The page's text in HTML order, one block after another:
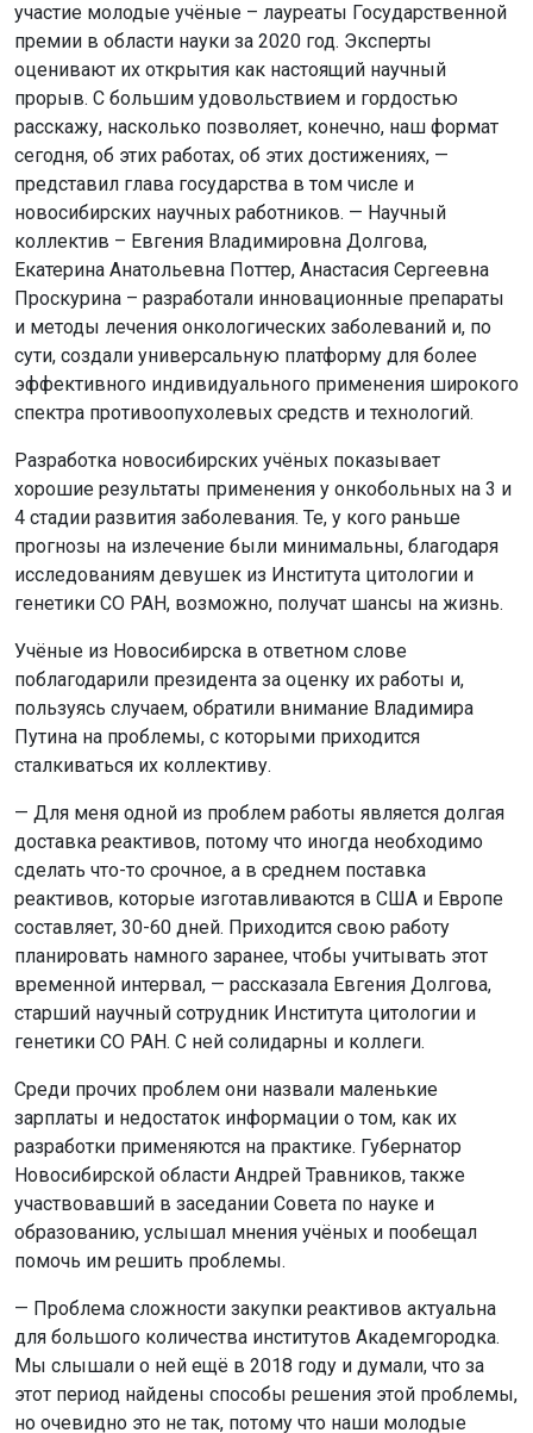
участие молодые учёные – лауреаты Государственной
премии в области науки за 2020 год. Эксперты
оценивают их открытия как настоящий научный
прорыв. С большим удовольствием и гордостью
расскажу, насколько позволяет, конечно, наш формат
сегодня, об этих работах, об этих достижениях, —
представил глава государства в том числе и
новосибирских научных работников. — Научный
коллектив – Евгения Владимировна Долгова,
Екатерина Анатольевна Поттер, Анастасия Сергеевна
Проскурина – разработали инновационные препараты
и методы лечения онкологических заболеваний и, по
сути, создали универсальную платформу для более
эффективного индивидуального применения широкого
спектра противоопухолевых средств и технологий.
Разработка новосибирских учёных показывает
хорошие результаты применения у онкобольных на 3 и
4 стадии развития заболевания. Те, у кого раньше
прогнозы на излечение были минимальны, благодаря
исследованиям девушек из Института цитологии и
генетики СО РАН, возможно, получат шансы на жизнь.
Учёные из Новосибирска в ответном слове
поблагодарили президента за оценку их работы и,
пользуясь случаем, обратили внимание Владимира
Путина на проблемы, с которыми приходится
сталкиваться их коллективу.
— Для меня одной из проблем работы является долгая
доставка реактивов, потому что иногда необходимо
сделать что-то срочное, а в среднем поставка
реактивов, которые изготавливаются в США и Европе
составляет, 30-60 дней. Приходится свою работу
планировать намного заранее, чтобы учитывать этот
временной интервал, — рассказала Евгения Долгова,
старший научный сотрудник Института цитологии и
генетики СО РАН. С ней солидарны и коллеги.
Среди прочих проблем они назвали маленькие
зарплаты и недостаток информации о том, как их
разработки применяются на практике. Губернатор
Новосибирской области Андрей Травников, также
участвовавший в заседании Совета по науке и
образованию, услышал мнения учёных и пообещал
помочь им решить проблемы.
— Проблема сложности закупки реактивов актуальна
для большого количества институтов Академгородка.
Мы слышали о ней ещё в 2018 году и думали, что за
этот период найдены способы решения этой проблемы,
но очевидно это не так, потому что наши молодые